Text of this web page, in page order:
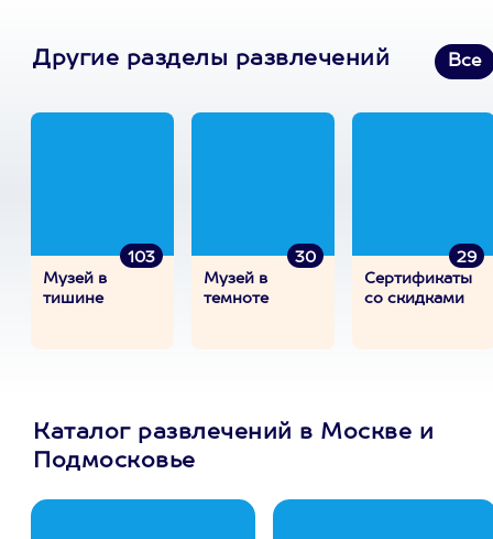
Другие разделы развлечений Все
103
Музей в
тишине
30
Музей в
темноте
29
Сертификаты
со скидками
Каталог развлечений в Москве и
Подмосковье